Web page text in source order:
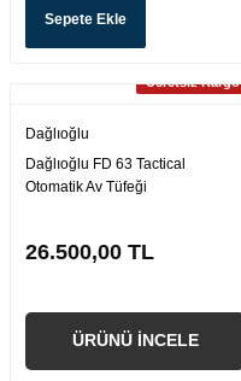
Sepete Ekle
Ücretsiz Kargo
Dağlıoğlu
Dağlıoğlu FD 63 Tactical
Otomatik Av Tüfeği
26.500,00 TL
ÜRÜNÜ İNCELE